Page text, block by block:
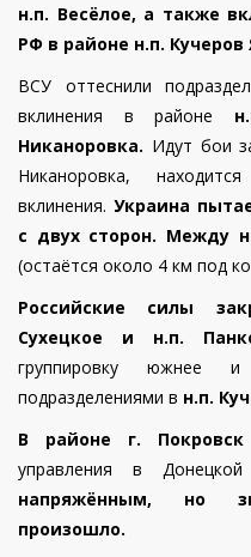
н.п. Весёлое, а также
РФ в районе н.п. Кучеров
ВСУ оттеснили
вклинения в районе
Никаноровка. Идут бои
Никаноровка,
вклинения. Украина
с двух сторон. Между
(остаётся около 4 км под
Российские силы
Сухецкое и н.п.
группировку южнее
подразделениями в н.п.
В районе г. Покровск
управления в
напряжённым, но
произошло.